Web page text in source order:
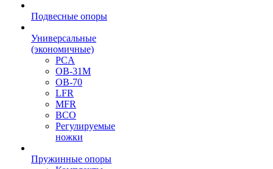
Подвесные опоры
Универсальные
(экономичные)
PCA
ОВ-31М
OB-70
LFR
MFR
ВСО
Регулируемые
ножки
Пружинные опоры